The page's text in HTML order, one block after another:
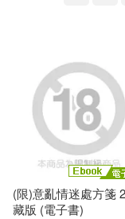
秋 (6)
秋尾(6)
秋李子(6)
秋蔵(6)
經濟管理出版
貴州人民出版
雅書堂(19)
(限)意亂情迷處方箋
藏版 (電子書)